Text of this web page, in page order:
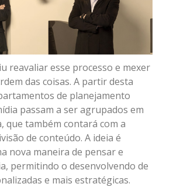
reavaliar esse processo e mexer
das coisas. A partir desta
de planejamento
passam a ser agrupados em
que também contará com a
de conteúdo. A ideia é
nova maneira de pensar e
permitindo o desenvolvendo de
e mais estratégicas.